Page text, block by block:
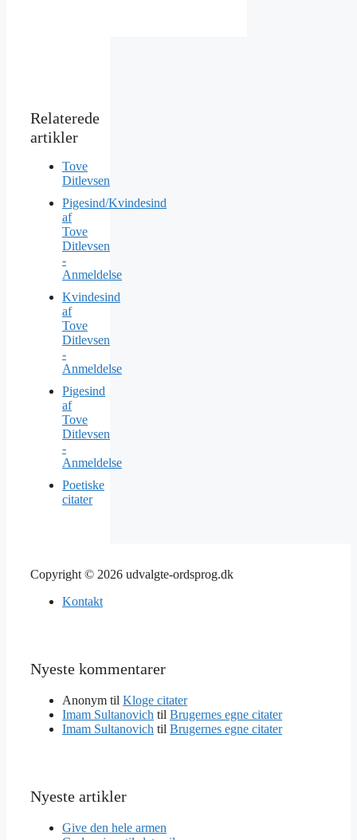
Tove
Ditlevsen
Pigesind/Kvindesind
af
Tove
Ditlevsen
-
Anmeldelse
Kvindesind
af
Tove
Ditlevsen
-
Anmeldelse
Pigesind
af
Tove
Ditlevsen
-
Anmeldelse
Poetiske
citater
Copyright © 2026 udvalgte-ordsprog.dk
Kontakt
Nyeste kommentarer
Anonym til Kloge citater
Imam Sultanovich til Brugernes egne citater
Imam Sultanovich til Brugernes egne citater
Nyeste artikler
Give den hele armen